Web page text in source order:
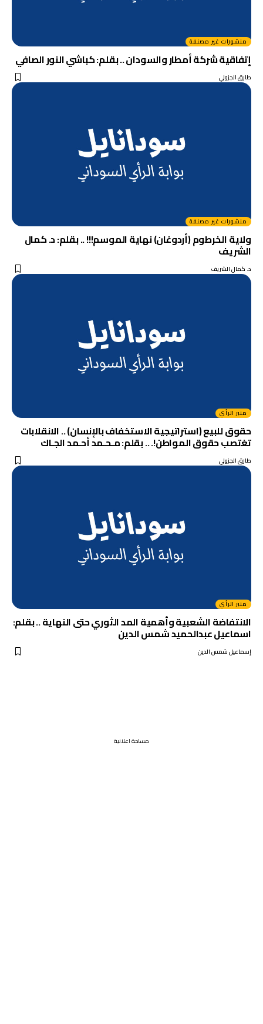
منشورات غير مصنفة
إتفاقية شركة أمطار والسودان .. بقلم: كباشي النور الصافي
طارق الجزولي
منشورات غير مصنفة
ولاية الخرطوم (أردوغان) نهاية الموسم!!! .. بقلم: د. كمال
الشريف
د. كمال الشريف
منبر الرأي
حقوق للبيع (استراتيجية الاستخفاف بالإنسان) .. الانقلابات
تغتصب حقوق المواطن!. .. بقلم: مـحـمد أحـمد الجـاك
طارق الجزولي
منبر الرأي
الانتفاضة الشعبية وأهمية المد الثوري حتى النهاية .. بقلم:
اسماعيل عبدالحميد شمس الدين
إسماعيل شمس الدين
مساحة اعلانية